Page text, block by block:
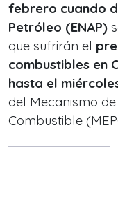
febrero cuando
Petróleo (ENAP)
que sufrirán el
combustibles en
hasta el
del Mecanismo
Combustible